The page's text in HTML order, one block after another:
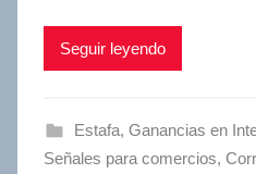
Seguir leyendo
Estafa, Ganancias en
Señales para comercios,